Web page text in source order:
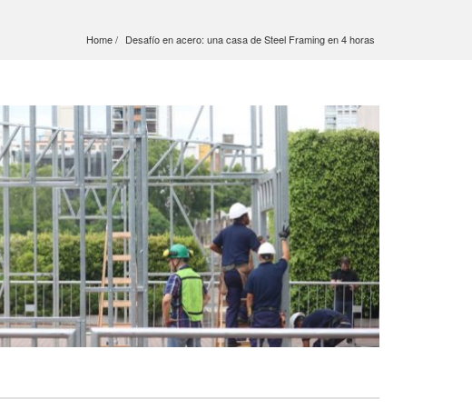
Home Desafío en acero: una casa de Steel Framing en 4 horas